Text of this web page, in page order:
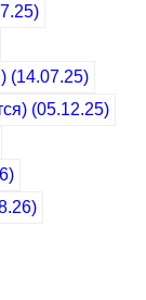
(14.07.25)
(05.12.25)